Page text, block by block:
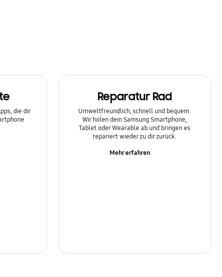
die dir
Reparatur Rad
Umweltfreundlich, schnell und bequem.
Wir holen dein Samsung Smartphone,
Tablet oder Wearable ab und bringen es
repariert wieder zu dir zurück.
Mehr erfahren